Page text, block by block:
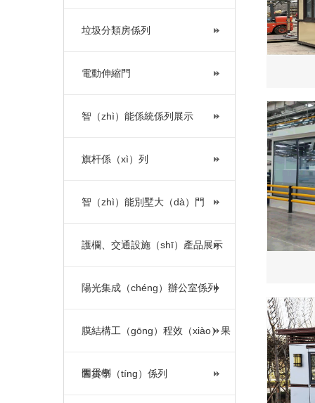
垃圾分類房係列
電動伸縮門
智（zhì）能係統係列展示
旗杆係（xì）列
智（zhì）能別墅大（dà）門
護欄、交通設施（shī）產品展示
陽光集成（chéng）辦公室係列
膜結構工（gōng）程效（xiào）果
圖示例
售貨亭（tíng）係列